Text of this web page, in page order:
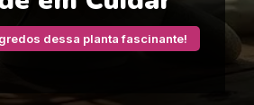
dessa planta fascinante!